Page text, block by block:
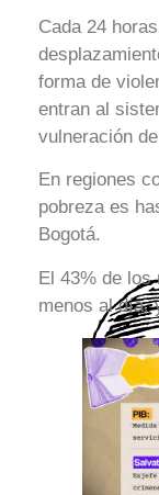
Cada 24
forma de
entran al
vulneración
En regiones
pobreza es
Bogotá.
El 43% de los
menos al día,